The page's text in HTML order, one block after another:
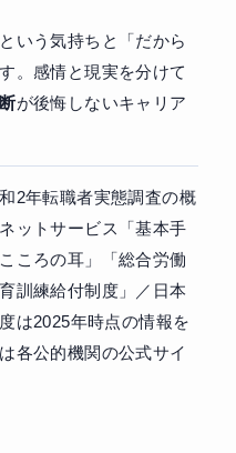
いう気持ちと「だから
。感情と現実を分けて
が後悔しないキャリア
2年転職者実態調査の概
ットサービス「基本手
ころの耳」「総合労働
訓練給付制度」／日本
は2025年時点の情報を
各公的機関の公式サイ